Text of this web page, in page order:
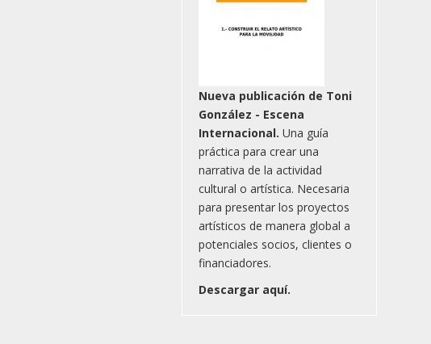
Nueva publicación de Toni
González - Escena
Internacional. Una guía
práctica para crear una
narrativa de la actividad
cultural o artística. Necesaria
para presentar los proyectos
artísticos de manera global a
potenciales socios, clientes o
financiadores.
Descargar aquí.